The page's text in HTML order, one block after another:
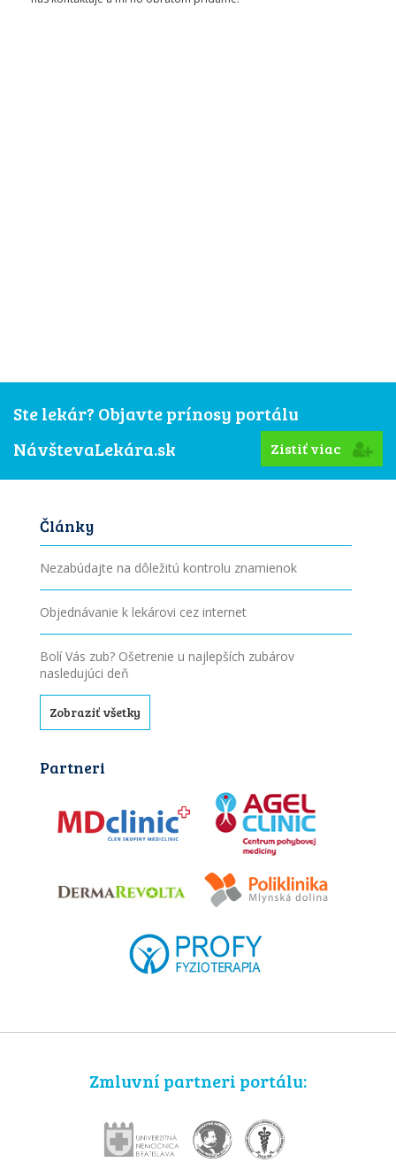
Ste lekár? Objavte prínosy portálu
NávštevaLekára.sk
Zistiť viac
Články
Nezabúdajte na dôležitú kontrolu znamienok
Objednávanie k lekárovi cez internet
Bolí Vás zub? Ošetrenie u najlepších zubárov
nasledujúci deň
Zobraziť všetky
Partneri
Zmluvní partneri portálu: